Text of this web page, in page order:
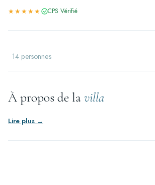
★★★★★ CPS Vérifié
14 personnes
À propos de lavilla
Lire plus →